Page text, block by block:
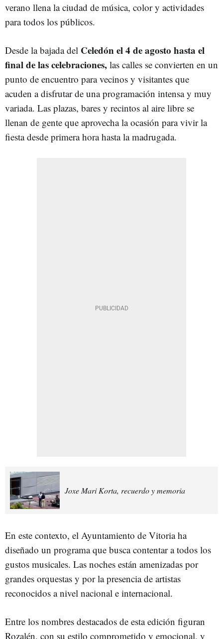
verano llena la ciudad de música, color y actividades
para todos los públicos.
Desde la bajada del Celedón el 4 de agosto hasta el
final de las celebraciones, las calles se convierten en un
punto de encuentro para vecinos y visitantes que
acuden a disfrutar de una programación intensa y muy
variada. Las plazas, bares y recintos al aire libre se
llenan de gente que aprovecha la ocasión para vivir la
fiesta desde primera hora hasta la madrugada.
Joxe Mari Korta, recuerdo y memoria
En este contexto, el Ayuntamiento de Vitoria ha
diseñado un programa que busca contentar a todos los
gustos musicales. Las noches están amenizadas por
grandes orquestas y por la presencia de artistas
reconocidos a nivel nacional e internacional.
Entre los nombres destacados de esta edición figuran
Rozalén, con su estilo comprometido y emocional, y